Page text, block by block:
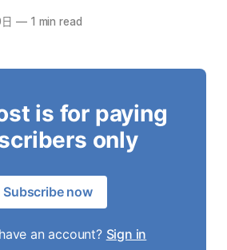
—1 min read
is for paying
only
Subscribe now
an account? Sign in